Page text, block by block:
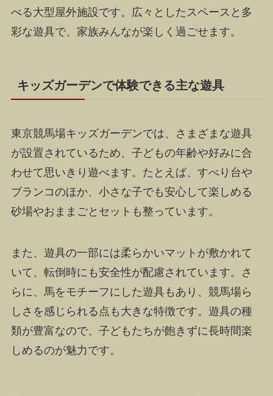
べる大型屋外施設です。広々としたスペースと多
彩な遊具で、家族みんなが楽しく過ごせます。
キッズガーデンで体験できる主な遊具
東京競馬場キッズガーデンでは、さまざまな遊具
が設置されているため、子どもの年齢や好みに合
わせて思いきり遊べます。たとえば、すべり台や
ブランコのほか、小さな子でも安心して楽しめる
砂場やおままごとセットも整っています。
また、遊具の一部には柔らかいマットが敷かれて
いて、転倒時にも安全性が配慮されています。さ
らに、馬をモチーフにした遊具もあり、競馬場ら
しさを感じられる点も大きな特徴です。遊具の種
類が豊富なので、子どもたちが飽きずに長時間楽
しめるのが魅力です。